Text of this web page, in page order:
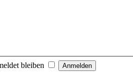
bleiben